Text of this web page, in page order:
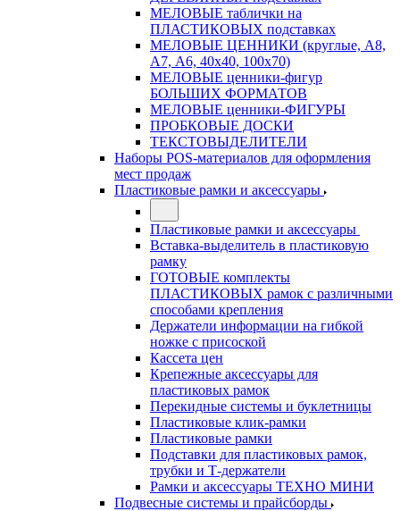
МЕЛОВЫЕ таблички на
ПЛАСТИКОВЫХ подставках
МЕЛОВЫЕ ЦЕННИКИ (круглые, А8,
А7, А6, 40х40, 100х70)
МЕЛОВЫЕ ценники-фигур
БОЛЬШИХ ФОРМАТОВ
МЕЛОВЫЕ ценники-ФИГУРЫ
ПРОБКОВЫЕ ДОСКИ
ТЕКСТОВЫДЕЛИТЕЛИ
Наборы POS-материалов для оформления
мест продаж
Пластиковые рамки и аксессуары
Пластиковые рамки и аксессуары
Вставка-выделитель в пластиковую
рамку
ГОТОВЫЕ комплекты
ПЛАСТИКОВЫХ рамок с различными
способами крепления
Держатели информации на гибкой
ножке с присоской
Кассета цен
Крепежные аксессуары для
пластиковых рамок
Перекидные системы и буклетницы
Пластиковые клик-рамки
Пластиковые рамки
Подставки для пластиковых рамок,
трубки и Т-держатели
Рамки и аксессуары ТЕХНО МИНИ
Подвесные системы и прайсборды